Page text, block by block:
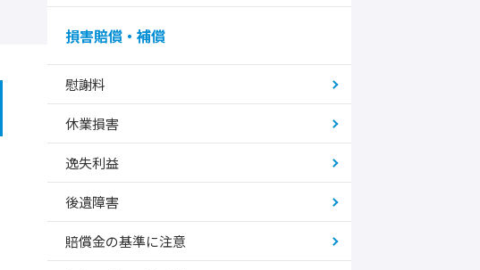
整骨院様向けサービス
損害賠償・補償
慰謝料
休業損害
逸失利益
後遺障害
賠償金の基準に注意